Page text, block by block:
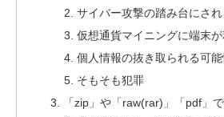
サイバー攻撃の踏み台にさ
仮想通貨マイニングに端末
個人情報の抜き取られる可能
そもそも犯罪
「zip」や「raw(rar)」「pdf」